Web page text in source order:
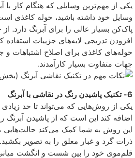
یکی از مهم‌ترین وسایلی که هنگام کار با
وسایل خود داشته باشید، حوله کاغذی
پاک‌کن بسیار عالی را برای آبرنگ دارد. از
افزودن تدریجی لایه‌های جزییات استفاده
حوله‌های کاغذی برای اصلاح اشتباهات و
جهات متفاوت بسیار کارآمدند.
6- تکنیک پاشیدن رنگ در نقاشی با آبرنگ
یکی از روش‌هایی که می‌تواند تا حد زیادی
اضافه کند این است که از پاشیدن آبرنگ
این روش به شما کمک می‌کند حالت‌هایی
ذرات گرد و غبار معلق را به تصویر بکشید.
قلم‌موی خود را بین شست و انگشت میانی